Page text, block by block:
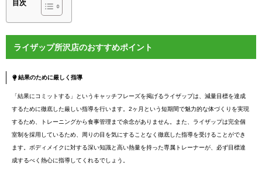
目次
ライザップ所沢店のおすすめポイント
結果のために厳しく指導
「結果にコミットする」というキャッチフレーズを掲げるライザップは、減量目標を達成
するために徹底した厳しい指導を行います。2ヶ月という短期間で魅力的な体づくりを実現
するため、トレーニングから食事管理まで余念がありません。また、ライザップは完全個
室制を採用しているため、周りの目を気にすることなく徹底した指導を受けることができ
ます。ボディメイクに対する深い知識と高い熱量を持った専属トレーナーが、必ず目標達
成するべく熱心に指導してくれるでしょう。